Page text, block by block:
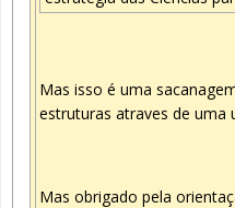
Mas isso é uma
estruturas atraves de uma
Mas obrigado pela